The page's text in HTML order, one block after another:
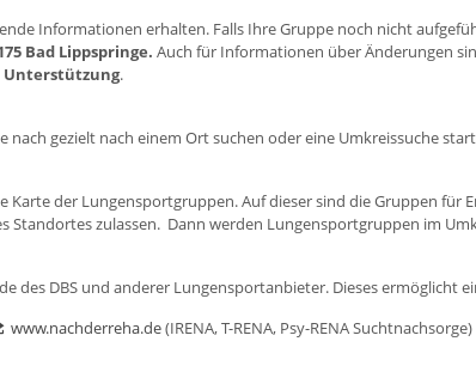
Informationen erhalten. Falls Ihre Gruppe noch nicht
Bad Lippspringe. Auch für Informationen über Änderungen
Unterstützung.
nach gezielt nach einem Ort suchen oder eine Umkreissuche
Karte der Lungensportgruppen. Auf dieser sind die Gruppen für
Standortes zulassen. Dann werden Lungensportgruppen im
des DBS und anderer Lungensportanbieter. Dieses ermöglicht
www.nachderreha.de(IRENA, T-RENA, Psy-RENA Suchtnachsorge)